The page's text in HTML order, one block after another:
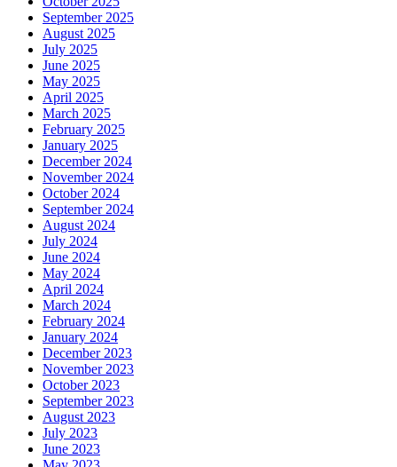
September 2025
August 2025
July 2025
June 2025
May 2025
April 2025
March 2025
February 2025
January 2025
December 2024
November 2024
October 2024
September 2024
August 2024
July 2024
June 2024
May 2024
April 2024
March 2024
February 2024
January 2024
December 2023
November 2023
October 2023
September 2023
August 2023
July 2023
June 2023